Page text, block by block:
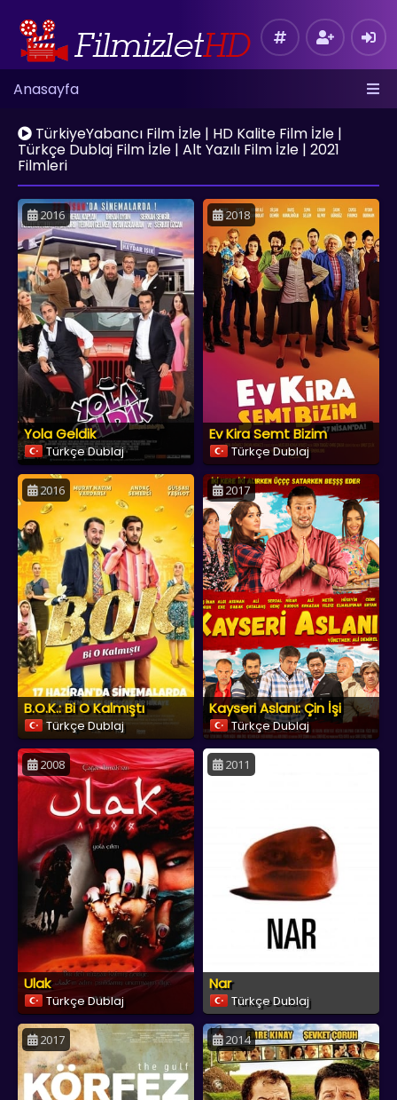
Anasayfa
TürkiyeYabancı Film İzle | HD Kalite Film İzle |
Türkçe Dublaj Film İzle | Alt Yazılı Film İzle | 2021
Filmleri
2016
Yola Geldik
Türkçe Dublaj
2018
Ev Kira Semt Bizim
Türkçe Dublaj
2016
B.O.K.: Bi O Kalmıştı
Türkçe Dublaj
2017
Kayseri Aslanı: Çin İşi
Türkçe Dublaj
2008
Ulak
Türkçe Dublaj
2011
Nar
Türkçe Dublaj
2017 2014